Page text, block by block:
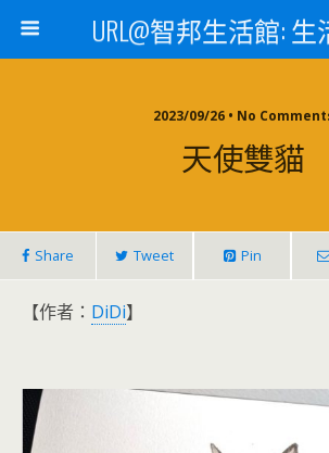
URL@智邦生活館:
2023/09/26 • No
天使雙貓
Share Tweet Pin
【作者： DiDi】